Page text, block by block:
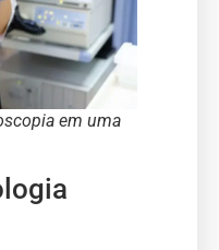
em uma